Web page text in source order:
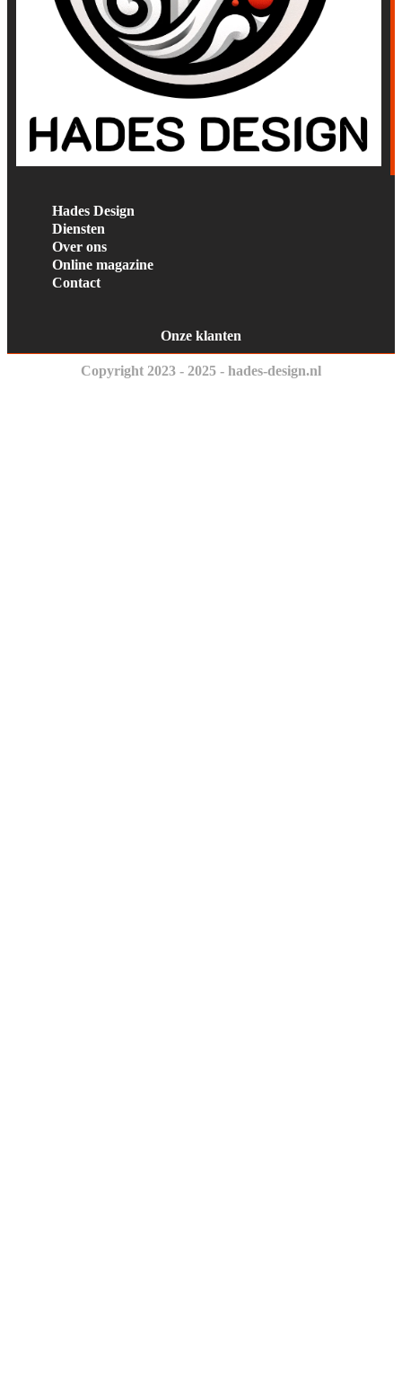
Hades Design
Diensten
Over ons
Online magazine
Contact
Onze klanten
Copyright 2023 - 2025 - hades-design.nl